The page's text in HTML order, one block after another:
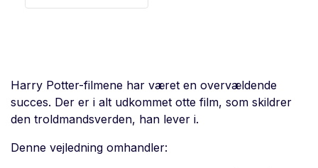
Harry Potter-filmene har været en overvældende
succes. Der er i alt udkommet otte film, som skildrer
den troldmandsverden, han lever i.
Denne vejledning omhandler: